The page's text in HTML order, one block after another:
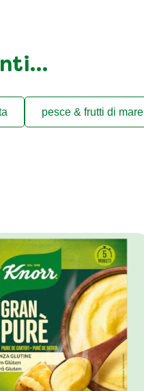
pesce & frutti di mare